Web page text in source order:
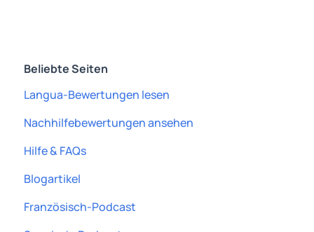
Beliebte Seiten
Langua-Bewertungen lesen
Nachhilfebewertungen ansehen
Hilfe & FAQs
Blogartikel
Französisch-Podcast